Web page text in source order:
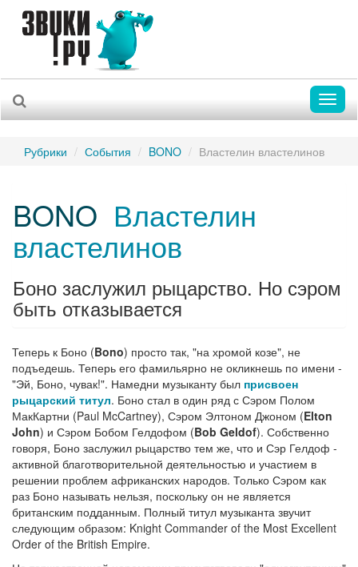
Рубрики События BONO Властелин властелинов
BONO Властелин
властелинов
Боно заслужил рыцарство. Но сэром
быть отказывается
Теперь к Боно (Bono) просто так, "на хромой козе", не
подъедешь. Теперь его фамильярно не окликнешь по имени -
"Эй, Боно, чувак!". Намедни музыканту был присвоен
рыцарский титул. Боно стал в один ряд с Сэром Полом
МакКартни (Paul McCartney), Сэром Элтоном Джоном (Elton
John) и Сэром Бобом Гелдофом (Bob Geldof). Собственно
говоря, Боно заслужил рыцарство тем же, что и Сэр Гелдоф -
активной благотворительной деятельностью и участием в
решении проблем африканских народов. Только Сэром как
раз Боно называть нельзя, поскольку он не является
британским подданным. Полный титул музыканта звучит
следующим образом: Knight Commander of the Most Excellent
Order of the British Empire.